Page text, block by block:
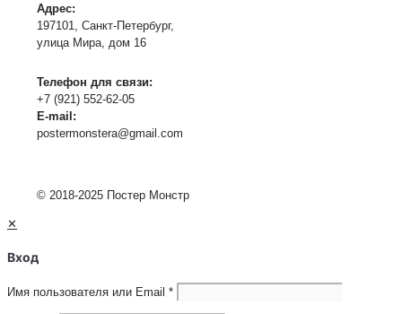
Адрес:
197101, Санкт-Петербург,
улица Мира, дом 16
Телефон для связи:
+7 (921) 552-62-05
E-mail:
postermonstera@gmail.com
© 2018-2025 Постер Монстр
✕
Вход
Имя пользователя или Email *